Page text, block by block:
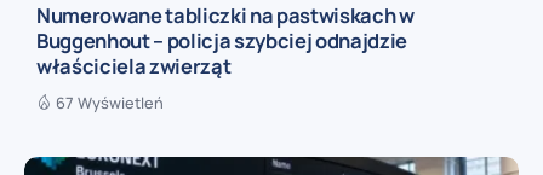
Numerowane tabliczki na pastwiskach w
Buggenhout – policja szybciej odnajdzie
właściciela zwierząt
67 Wyświetleń